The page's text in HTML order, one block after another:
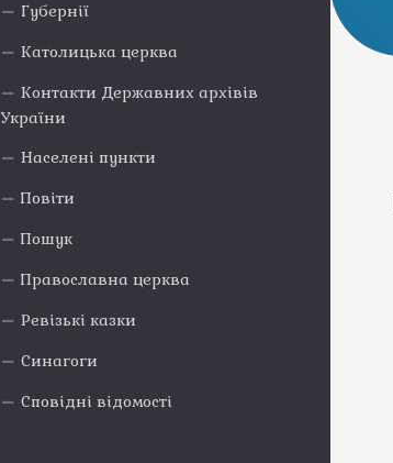
Губернії
Католицька церква
Контакти Державних архівів
України
Населені пункти
Повіти
Пошук
Православна церква
Ревізькі казки
Синагоги
Сповідні відомості